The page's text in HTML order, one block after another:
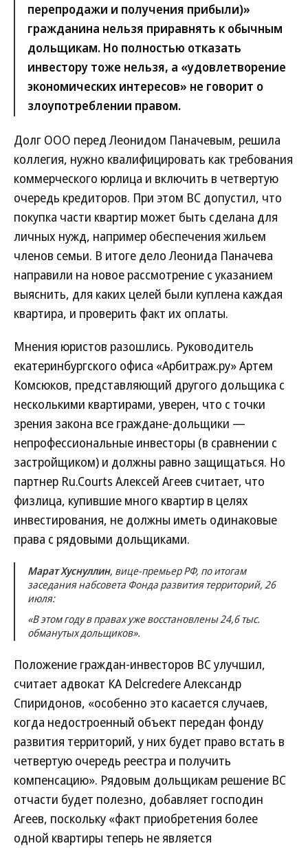
перепродажи и получения прибыли)»
гражданина нельзя приравнять к обычным
дольщикам. Но полностью отказать
инвестору тоже нельзя, а «удовлетворение
экономических интересов» не говорит о
злоупотреблении правом.
Долг ООО перед Леонидом Паначевым, решила
коллегия, нужно квалифицировать как требования
коммерческого юрлица и включить в четвертую
очередь кредиторов. При этом ВС допустил, что
покупка части квартир может быть сделана для
личных нужд, например обеспечения жильем
членов семьи. В итоге дело Леонида Паначева
направили на новое рассмотрение с указанием
выяснить, для каких целей были куплена каждая
квартира, и проверить факт их оплаты.
Мнения юристов разошлись. Руководитель
екатеринбургского офиса «Арбитраж.ру» Артем
Комсюков, представляющий другого дольщика с
несколькими квартирами, уверен, что с точки
зрения закона все граждане-дольщики —
непрофессиональные инвесторы (в сравнении с
застройщиком) и должны равно защищаться. Но
партнер Ru.Courts Алексей Агеев считает, что
физлица, купившие много квартир в целях
инвестирования, не должны иметь одинаковые
права с рядовыми дольщиками.
Марат Хуснуллин, вице-премьер РФ, по итогам
заседания набсовета Фонда развития территорий, 26
июля:
«В этом году в правах уже восстановлены 24,6 тыс.
обманутых дольщиков».
Положение граждан-инвесторов ВС улучшил,
считает адвокат КА Delcredere Александр
Спиридонов, «особенно это касается случаев,
когда недостроенный объект передан фонду
развития территорий, у них будет право встать в
четвертую очередь реестра и получить
компенсацию». Рядовым дольщикам решение ВС
отчасти будет полезно, добавляет господин
Агеев, поскольку «факт приобретения более
одной квартиры теперь не является